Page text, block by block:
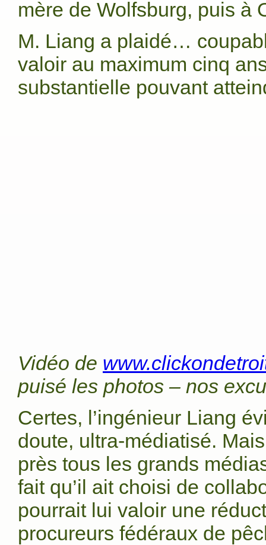
mère de Wolfsburg, puis à
M. Liang a plaidé…
valoir au maximum cinq
substantielle pouvant
Vidéo de
puisé les photos – nos
Certes, l’ingénieur Liang
doute, ultra-médiatisé.
près tous les grands
fait qu’il ait choisi de
pourrait lui valoir une
procureurs fédéraux de